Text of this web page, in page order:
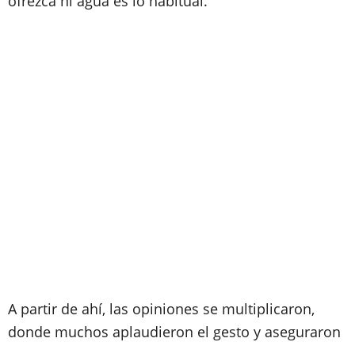
A partir de ahí, las opiniones se multiplicaron,
donde muchos aplaudieron el gesto y aseguraron